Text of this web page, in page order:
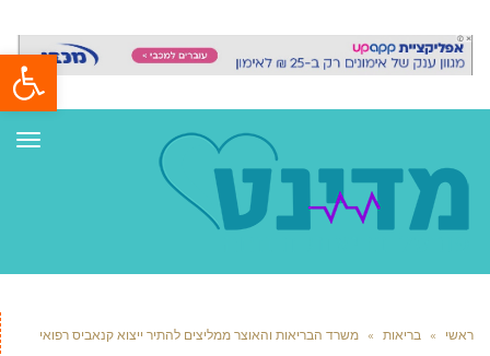
פתח
ראשי » בריאות » משרד הבריאות והאוצר ממליצים להתיר ייצוא קנאביס רפואי